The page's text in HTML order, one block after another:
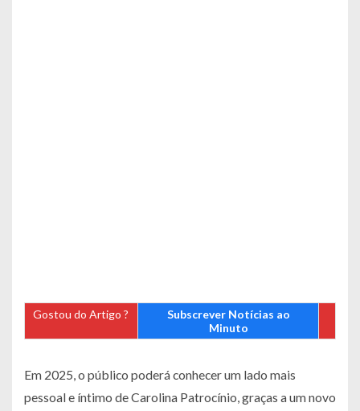
Gostou do Artigo ?
Subscrever Notícias ao
Minuto
Em 2025, o público poderá conhecer um lado mais
pessoal e íntimo de Carolina Patrocínio, graças a um novo